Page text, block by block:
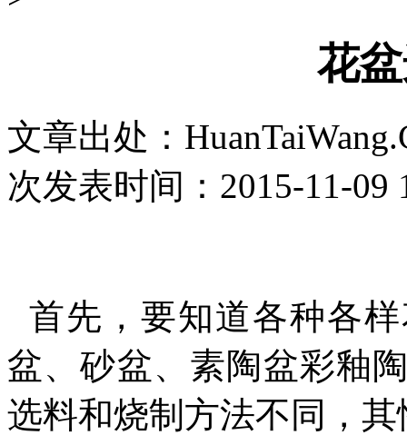
花
文章出处：
次发表时间：2015-11-09
首先，要知道各种各
盆、砂盆、素陶盆彩釉
选料和烧制方法不同，